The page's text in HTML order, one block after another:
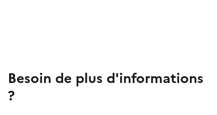
Besoin de plus d'informations
?